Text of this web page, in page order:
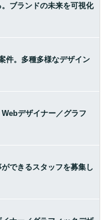
ブランドの未来を可視化
件。多種多様なデザイン
Webデザイナー／グラフ
できるスタッフを募集し